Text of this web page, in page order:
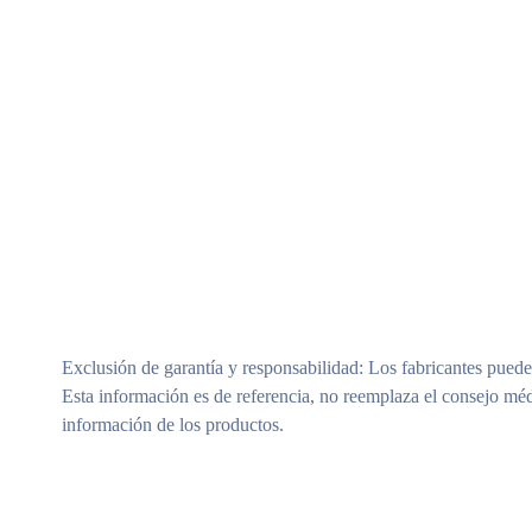
Exclusión de garantía y responsabilidad: Los fabricantes
Esta información es de referencia, no reemplaza el consejo
información de los productos.